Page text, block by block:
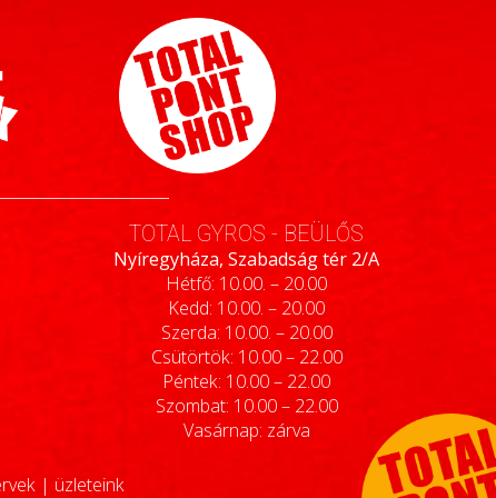
TOTAL GYROS - BEÜLŐS
Nyíregyháza, Szabadság tér 2/A
Hétfő: 10.00. – 20.00
Kedd: 10.00. – 20.00
Szerda: 10.00. – 20.00
Csütörtök: 10.00 – 22.00
Péntek: 10.00 – 22.00
Szombat: 10.00 – 22.00
Vasárnap: zárva
| üzleteink